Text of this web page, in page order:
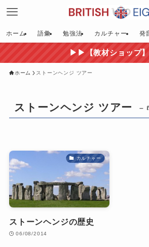
ホーム 語彙 勉強法 カルチャー 発
▶▶【教材ショップ
ホーム ストーンヘンジ ツアー
ストーンヘンジ ツアー –
カルチャー
ストーンヘンジの歴史
06/08/2014